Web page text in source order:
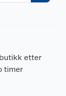
etter
timer